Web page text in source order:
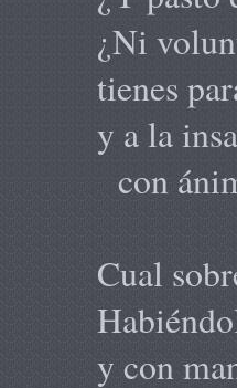
¿Ni
tienes
y a la
con
Cual
y con